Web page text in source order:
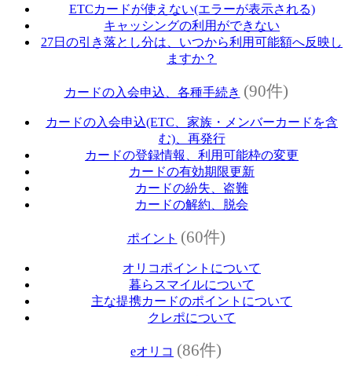
ETCカードが使えない(エラーが表示される)
キャッシングの利用ができない
27日の引き落とし分は、いつから利用可能額へ反映し
ますか？
カードの入会申込、各種手続き (90件)
カードの入会申込(ETC、家族・メンバーカードを含
む)、再発行
カードの登録情報、利用可能枠の変更
カードの有効期限更新
カードの紛失、盗難
カードの解約、脱会
ポイント (60件)
オリコポイントについて
暮らスマイルについて
主な提携カードのポイントについて
クレポについて
eオリコ (86件)